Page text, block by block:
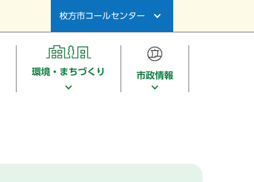
枚方市コールセンター
環境・まちづくり 市政情報